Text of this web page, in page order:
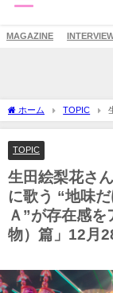
MAGAZINE
ホーム TOPIC
味だけど、すごい。素財
TOPIC
生田絵梨花さ
に歌う “地味
Ａ”が存在感
物）篇」12月